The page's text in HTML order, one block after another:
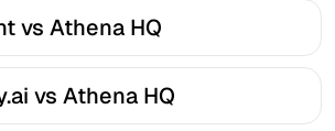
vs Athena HQ
vs Athena HQ